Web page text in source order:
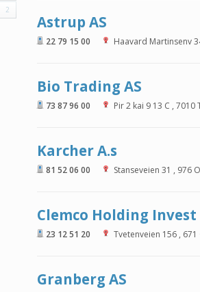
2
Astrup AS
22 79 15 00 Haavard Martinsenv
Bio Trading AS
73 87 96 00 Pir 2 kai 9 13 C , 7010
Karcher A.s
81 52 06 00 Stanseveien 31 , 976
Clemco Holding Invest
23 12 51 20 Tvetenveien 156 , 671
Granberg AS